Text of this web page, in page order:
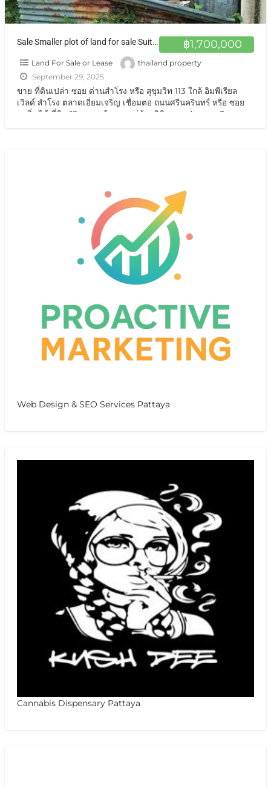
฿1,700,000
Sale Smaller plot of land for sale Suitable for build a house, residence 76 sqm. at BTS Samrong
Land For Sale or Lease
thailand property
September 29, 2025
ขาย ที่ดินเปล่า ซอย ด่านสำโรง หรือ สุขุมวิท 113 ใกล้ อิมพีเรียล
เวิลด์ สำโรง ตลาดเอี่ยมเจริญ เชื่อมต่อ ถนนศรีนครินทร์ หรือ ซอย
แบริ่ง ได้ ที่ดิน 19 ตรว. เข้าซอยหมู่บ้านลิขิต จากปากซอย 3 กม
Web Design & SEO Services Pattaya
Cannabis Dispensary Pattaya